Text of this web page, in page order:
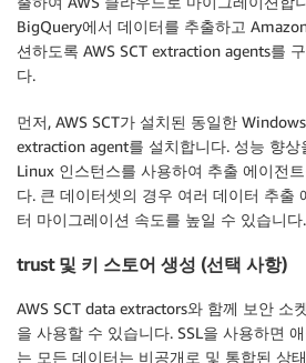
BigQuery에서 데이터를 추출하고
션하도록 AWS SCT extraction agents를
다.
먼저, AWS SCT가 설치된 동일한
extraction agent를 설치합니다. 성능 향상
Linux 인스턴스를 사용하여 추출 에이전
다. 큰 데이터셋의 경우 여러 데이터 추출
터 마이그레이션 속도를 높일 수 있습니다.
trust 및 키 스토어 생성 (선택 사항)
AWS SCT data extractors와 함께 보안 소
을 사용할 수 있습니다. SSL을 사용하면
는 모든 데이터는 비공개로 및 통합된 상